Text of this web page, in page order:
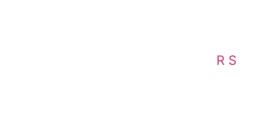
R S